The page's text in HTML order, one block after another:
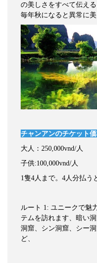
の美しさをすべて伝え
毎年秋になると異常に
チャンアンのチケット
大人： 250,000vnd/人
子供:100,000vnd/人
1隻4人まで。 4人分払う
ルート 1: ユニークで魅
テムを訪れます、暗い洞
洞窟、シン洞窟、シー洞
ど、